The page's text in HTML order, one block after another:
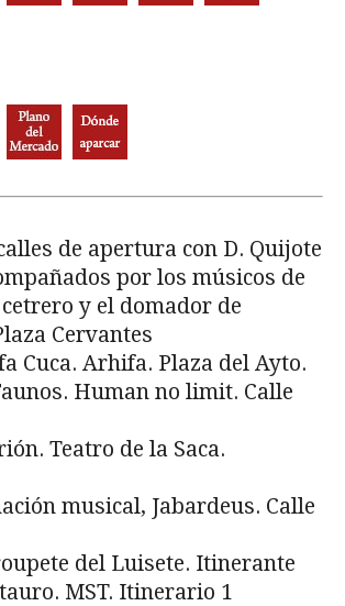
de apertura con D. Quijote
por los músicos de
y el domador de
Cervantes
Cuca. Arhifa. Plaza del Ayto.
Human no limit. Calle
Teatro de la Saca.
musical, Jabardeus. Calle
del Luisete. Itinerante
MST. Itinerario 1